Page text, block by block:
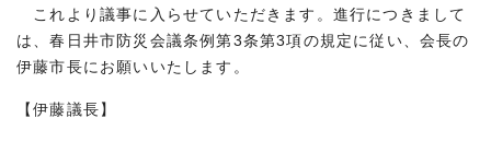
これより議事に入らせていただきます。進行につきまして
は、春日井市防災会議条例第3条第3項の規定に従い、会長の
伊藤市長にお願いいたします。
【伊藤議長】